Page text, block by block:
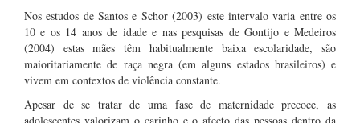
Nos estudos de Santos e Schor (2003) este intervalo varia entre os
10 e os 14 anos de idade e nas pesquisas de Gontijo e Medeiros
(2004) estas mães têm habitualmente baixa escolaridade, são
maioritariamente de raça negra (em alguns estados brasileiros) e
vivem em contextos de violência constante.
Apesar de se tratar de uma fase de maternidade precoce, as